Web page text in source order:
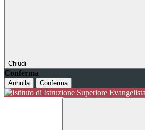
Chiudi
Conferma
Annulla Conferma